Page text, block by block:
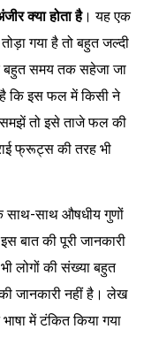
क्या होता है। यह एक
गया है तो बहुत जल्दी
बहुत समय तक सहेजा जा
है कि इस फल में किसी ने
तो इसे ताजे फल की
फ्रूट्स की तरह भी
साथ-साथ औषधीय गुणों
बात की पूरी जानकारी
लोगों की संख्या बहुत
जानकारी नहीं है। लेख
में टंकित किया गया